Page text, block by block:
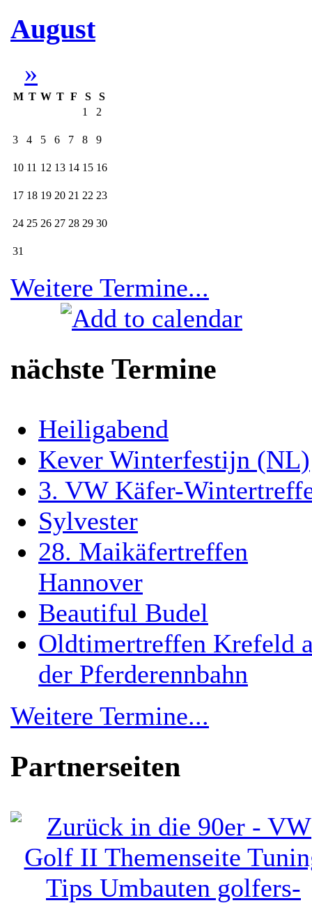
August
»
M T W T F S
S
1
2
3 4 5 6 7 8 9
10 11 12 13 14 15 16
17 18 19 20 21 22 23
24 25 26 27 28 29 30
31
Weitere Termine...
nächste Termine
Heiligabend
Kever Winterfestijn (NL)
3. VW Käfer-
Sylvester
28. Maikäfertreffen
Hannover
Beautiful Budel
Oldtimertreffen Krefeld
der Pferderennbahn
Weitere Termine...
Partnerseiten